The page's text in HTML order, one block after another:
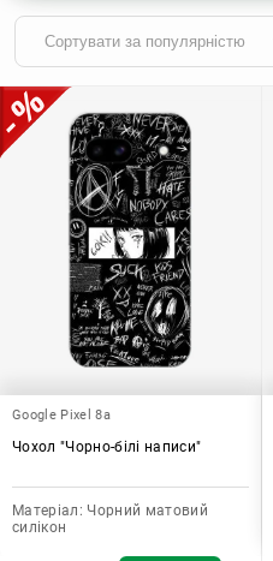
Google Pixel 8a
Чохол "Чорно-білі написи"
Матеріал: Чорний матовий
силікон